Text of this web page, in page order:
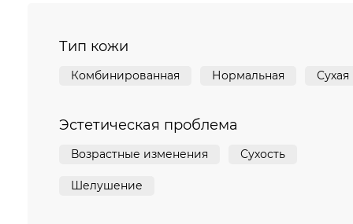
Тип кожи
Комбинированная Нормальная Сухая
Эстетическая проблема
Возрастные изменения Сухость
Шелушение